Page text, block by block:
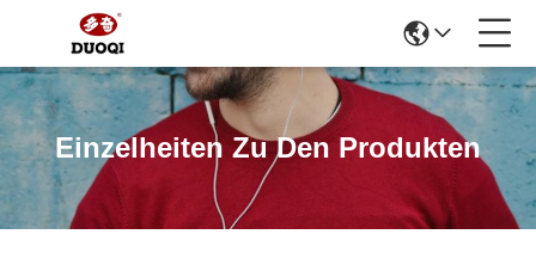
Einzelheiten Zu Den Produkten